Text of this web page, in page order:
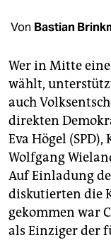
shop
fragen & hilfe
unterstützen
abo
genossenschaft
epaper login
Von Bastian
Wer in Mitte
wählt,
auch
direkten
Eva Högel
Wolfgang
Auf Einladung
diskutierten die
gekommen war
als Einziger der